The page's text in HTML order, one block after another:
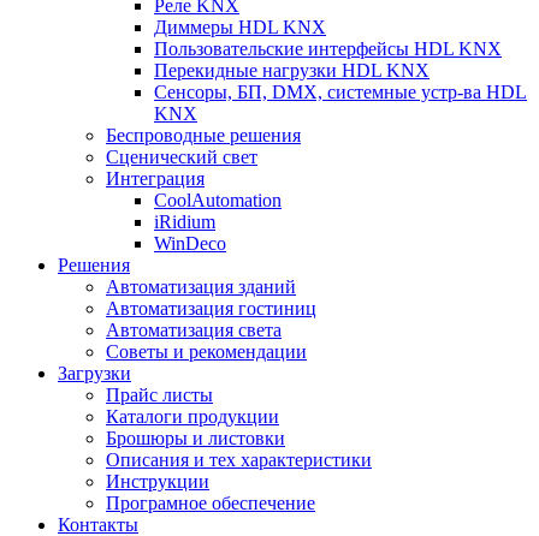
Реле KNX
Диммеры HDL KNX
Пользовательские интерфейсы HDL KNX
Перекидные нагрузки HDL KNX
Сенсоры, БП, DMX, системные устр-ва HDL
KNX
Беспроводные решения
Сценический свет
Интеграция
CoolAutomation
iRidium
WinDeco
Решения
Автоматизация зданий
Автоматизация гостиниц
Автоматизация света
Советы и рекомендации
Загрузки
Прайс листы
Каталоги продукции
Брошюры и листовки
Описания и тех характеристики
Инструкции
Програмное обеспечение
Контакты